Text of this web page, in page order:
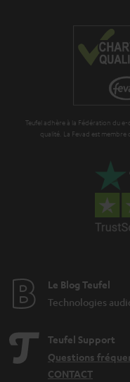
n
Teufel adhère à la Fédération du
qualité. La Fevad est membre
Le Blog Teufel
Technologies
Teufel Support
Questions
CONTACT